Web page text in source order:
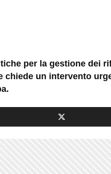
per la gestione dei
chiede un intervento